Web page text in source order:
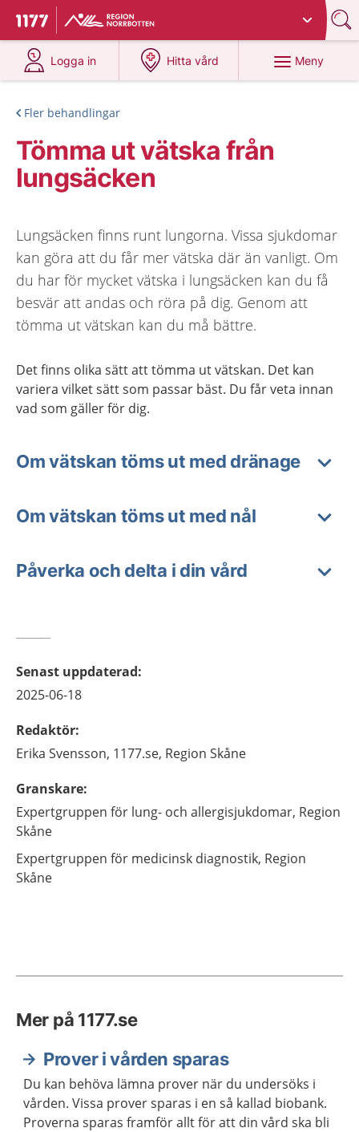
Till startsidan för 1177
Du har valt region
Logga in
på 1177.se
Hitta vård
på 1177.se
Meny
Fler behandlingar
Tömma ut vätska från
lungsäcken
Lungsäcken finns runt lungorna. Vissa sjukdomar
kan göra att du får mer vätska där än vanligt. Om
du har för mycket vätska i lungsäcken kan du få
besvär att andas och röra på dig. Genom att
tömma ut vätskan kan du må bättre.
Det finns olika sätt att tömma ut vätskan. Det kan
variera vilket sätt som passar bäst. Du får veta innan
vad som gäller för dig.
Om vätskan töms ut med dränage
Om vätskan töms ut med nål
Påverka och delta i din vård
Senast uppdaterad:
2025-06-18
Redaktör:
Erika Svensson, 1177.se, Region Skåne
Granskare:
Expertgruppen för lung- och allergisjukdomar, Region
Skåne
Expertgruppen för medicinsk diagnostik, Region
Skåne
Mer på 1177.se
Prover i vården sparas
Du kan behöva lämna prover när du undersöks i
vården. Vissa prover sparas i en så kallad biobank.
Proverna sparas framför allt för att din vård ska bli